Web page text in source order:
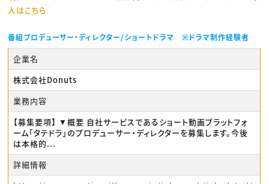
人はこちら
番組プロデューサー・ディレクター/ショートドラマ ※ドラマ制作経験者
企業名
株式会社Donuts
業務内容
【募集要項】 ▼概要 自社サービスであるショート動画プラットフォ
ーム「タテドラ」のプロデューサー・ディレクターを募集します。今後
は本格的...
詳細情報